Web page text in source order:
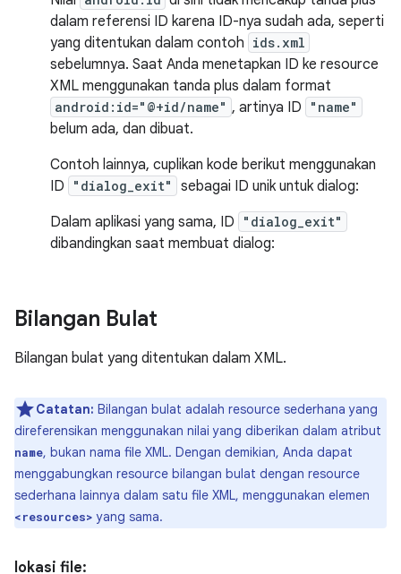
dalam referensi ID karena ID-nya sudah ada, seperti
yang ditentukan dalam contoh ids.xml
sebelumnya. Saat Anda menetapkan ID ke resource
XML menggunakan tanda plus dalam format
android:id="@+id/name" , artinya ID "name"
belum ada, dan dibuat.
Contoh lainnya, cuplikan kode berikut menggunakan
ID
"dialog_exit"
sebagai ID unik untuk dialog:
Dalam aplikasi yang sama, ID
"dialog_exit"
dibandingkan saat membuat dialog:
Bilangan Bulat
Bilangan bulat yang ditentukan dalam XML.
Catatan: Bilangan bulat adalah resource sederhana yang
direferensikan menggunakan nilai yang diberikan dalam atribut
name, bukan nama file XML. Dengan demikian, Anda dapat
menggabungkan resource bilangan bulat dengan resource
sederhana lainnya dalam satu file XML, menggunakan elemen
<resources> yang sama.
lokasi file: